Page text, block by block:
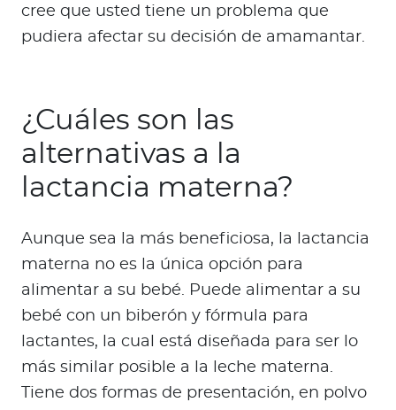
cree que usted tiene un problema que
pudiera afectar su decisión de amamantar.
¿Cuáles son las
alternativas a la
lactancia materna?
Aunque sea la más beneficiosa, la lactancia
materna no es la única opción para
alimentar a su bebé. Puede alimentar a su
bebé con un biberón y fórmula para
lactantes, la cual está diseñada para ser lo
más similar posible a la leche materna.
Tiene dos formas de presentación, en polvo